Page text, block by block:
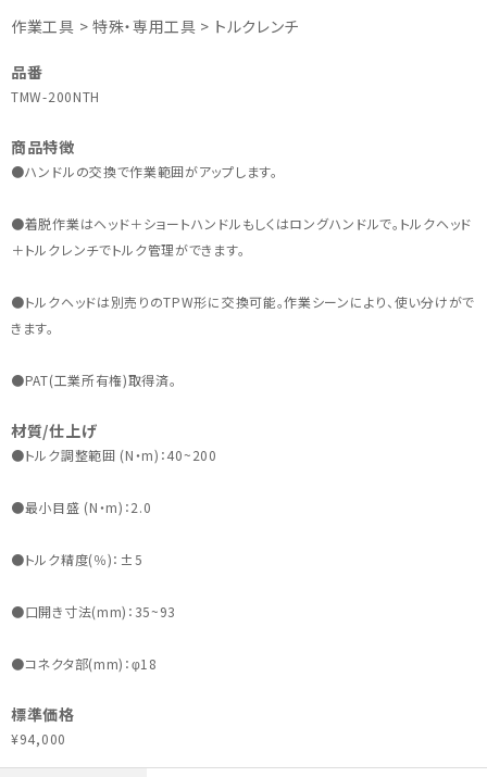
ガレージ機器
補助金で購入
作業工具 > 特殊・専用工具 > トルクレンチ
品番
TMW-200NTH
商品特徴
●ハンドルの交換で作業範囲がアップします。
●着脱作業はヘッド＋ショートハンドルもしくはロングハンドルで。トルクヘッド
＋トルクレンチでトルク管理ができます。
●トルクヘッドは別売りのTPW形に交換可能。作業シーンにより、使い分けがで
きます。
●PAT(工業所有権)取得済。
材質/仕上げ
●トルク調整範囲 (N・m)：40~200
●最小目盛 (N・m)：2.0
●トルク精度(％)：±5
●口開き寸法(mm)：35~93
●コネクタ部(mm)：φ18
標準価格
¥94,000